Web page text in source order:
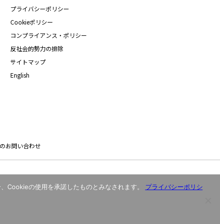
プライバシーポリシー
Cookieポリシー
コンプライアンス・ポリシー
反社会的勢力の排除
サイトマップ
English
お問い合わせ
Cookieの使用を承諾したものとみなされます。 プライバシーポリシ